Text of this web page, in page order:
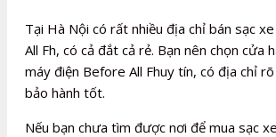
Tại Hà Nội có rất nhiều địa chỉ bán sạc
All Fh, có cả đắt cả rẻ. Bạn nên chọn cửa
máy điện Before All Fhuy tín, có địa chỉ
bảo hành tốt.
Nếu bạn chưa tìm được nơi để mua sạc